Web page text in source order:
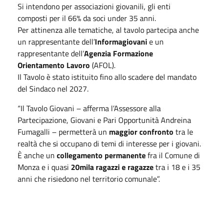
Si intendono per associazioni giovanili, gli enti
composti per il 66% da soci under 35 anni.
Per attinenza alle tematiche, al tavolo partecipa anche
un rappresentante dell’Informagiovanie un
rappresentante dell’Agenzia Formazione
Orientamento Lavoro (AFOL).
Il Tavolo è stato istituito fino allo scadere del mandato
del Sindaco nel 2027.
“Il Tavolo Giovani – afferma l’Assessore alla
Partecipazione, Giovani e Pari Opportunità Andreina
Fumagalli – permetterà un maggior confronto tra le
realtà che si occupano di temi di interesse per i giovani.
È anche un collegamento permanentefra il Comune di
Monza e i quasi 20mila ragazzi e ragazzetra i 18 e i 35
anni che risiedono nel territorio comunale”.